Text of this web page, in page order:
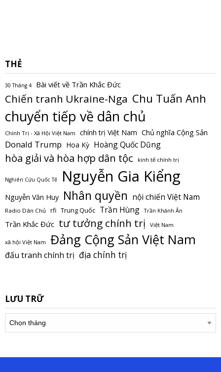
THẺ
30 Tháng 4 Bài viết về Trần Khắc Đức
Chiến tranh Ukraine-Nga Chu Tuấn Anh
chuyển tiếp về dân chủ
Chính Trị - Xã Hội Việt Nam chính trị Việt Nam Chủ nghĩa Cộng Sản
Donald Trump Hoa Kỳ Hoàng Quốc Dũng
hòa giải và hòa hợp dân tộc kinh tế chính trị
Nghiên Cứu Quốc Tế Nguyễn Gia Kiểng
Nguyễn Văn Huy Nhân quyền nội chiến Việt Nam
Radio Dân Chủ rfi Trung Quốc Trần Hùng Trần Khánh Ân
Trần Khắc Đức tư tưởng chính trị Việt Nam
xã hội Việt Nam Đảng Cộng Sản Việt Nam
đấu tranh chính trị địa chính trị
LƯU TRỮ
Lưu
trữ